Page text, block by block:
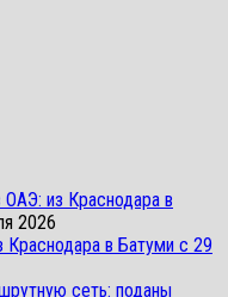
из Краснодара в
2026
Краснодара в Батуми с 29
сеть: поданы